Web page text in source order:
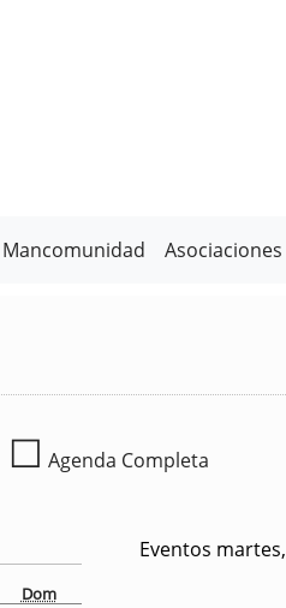
Mancomunidad
☐ Agenda Completa
Dom
Eventos